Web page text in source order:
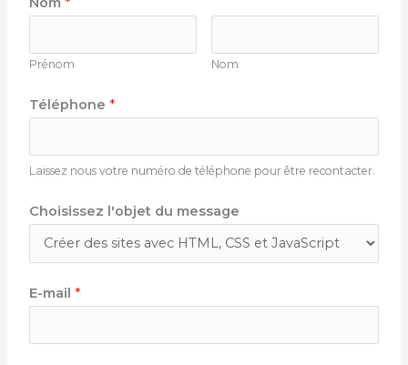
Prénom Nom
Téléphone *
Laissez nous votre numéro de téléphone pour être recontacter.
Choisissez l'objet du message
E-mail *